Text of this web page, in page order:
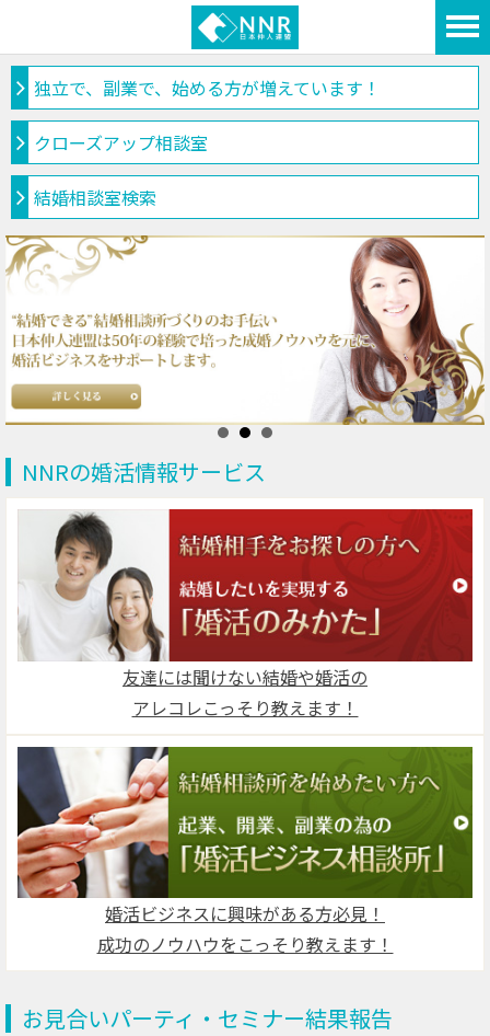
独立で、副業で、始める方が増えています！
クローズアップ相談室
結婚相談室検索
NNRの婚活情報サービス
友達には聞けない結婚や婚活の
アレコレこっそり教えます！
婚活ビジネスに興味がある方必見！
成功のノウハウをこっそり教えます！
お見合いパーティ・セミナー結果報告